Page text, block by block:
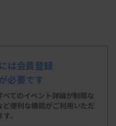
は会員登録
必要です
てのイベント詳細が制限な
ど便利な機能がご利用いただ
。